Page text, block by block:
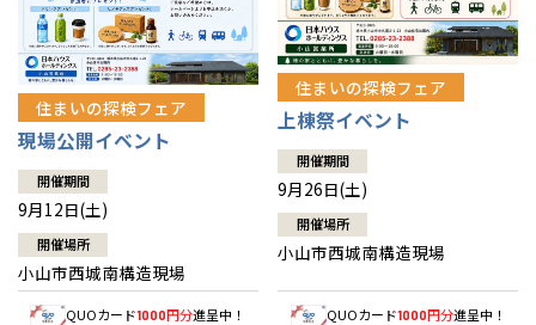
住まいの探検フェア
現場公開イベント
開催期間
9月12日(土)
開催場所
小山市西城南構造現場
QUOカード1000円分進呈中！
住まいの探検フェア
上棟祭イベント
開催期間
9月26日(土)
開催場所
小山市西城南構造現場
QUOカード1000円分進呈中！